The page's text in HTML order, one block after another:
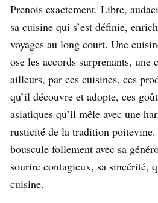
Prenois exactement. Libre,
sa cuisine qui s’est définie,
voyages au long court. Une
ose les accords surprenants, une
ailleurs, par ces cuisines, ces
qu’il découvre et adopte, ces
asiatiques qu’il mêle avec une
rusticité de la tradition
bouscule follement avec sa
sourire contagieux, sa sincérité,
cuisine.